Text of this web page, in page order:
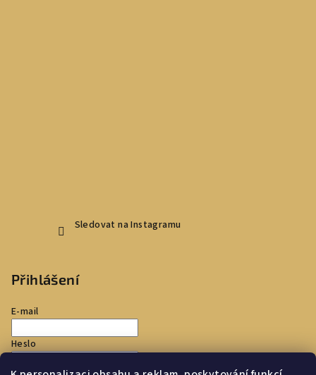
Sledovat na Instagramu
Přihlášení
E-mail
Heslo